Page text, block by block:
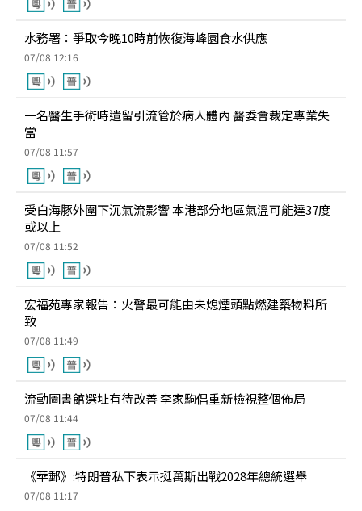
水務署：爭取今晚10時前恢復海峰園食水供應
07/08 12:16
一名醫生手術時遺留引流管於病人體內 醫委會裁定專業失
當
07/08 11:57
受白海豚外圍下沉氣流影響 本港部分地區氣溫可能達37度
或以上
07/08 11:52
宏福苑專家報告：火警最可能由未熄煙頭點燃建築物料所
致
07/08 11:49
流動圖書館選址有待改善 李家駒倡重新檢視整個佈局
07/08 11:44
《華郵》:特朗普私下表示挺萬斯出戰2028年總統選舉
07/08 11:17